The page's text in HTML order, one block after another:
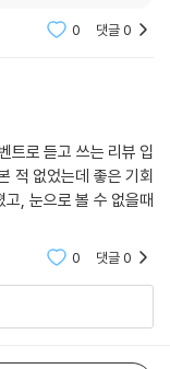
생태에 주목한다. 5부
시화를 온몸으로 체험
지는 잃어버린 풍경과
를 잡기 위해 떠난 누이
머니의 일화와(1부
식”이자 “마지막 자존
을 보낸 달동네 ‘백사
가난을 가렸지만 이내
0 댓글0
트로 듣고 쓰는 리뷰 입
적 없었는데 좋은 기회
, 눈으로 볼 수 없을때
0 댓글0